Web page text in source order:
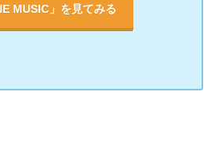
MUSIC」を見てみる